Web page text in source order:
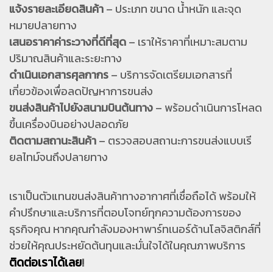
แจ้งรายละเอียดสินค้า– ประเภท ขนาด น้ำหนัก และจุด
หมายปลายทาง
เสนอราคาค่าระวางที่ดีที่สุด– เราให้ราคาที่เหมาะสมตาม
ปริมาณสินค้าและระยะทาง
ดำเนินเอกสารศุลกากร– บริการจัดเตรียมเอกสารที่
เกี่ยวข้องเพื่อลดปัญหาการขนส่ง
ขนส่งสินค้าไปยังสนามบินต้นทาง– พร้อมดำเนินการโหลด
ขึ้นเครื่องบินอย่างปลอดภัย
ติดตามสถานะสินค้า– ตรวจสอบสถานะการขนส่งแบบเรี
ยลไทม์จนถึงปลายทาง
เราเป็นตัวแทนขนส่งสินค้าทางอากาศที่เชื่อถือได้ พร้อมให้
คำปรึกษาและบริการที่ตอบโจทย์ทุกความต้องการของ
ธุรกิจคุณ หากคุณกำลังมองหาพาร์ทเนอร์ด้านโลจิสติกส์ที่
ช่วยให้คุณประหยัดต้นทุนและมั่นใจได้ในคุณภาพบริการ
ติดต่อเราได้เลย!